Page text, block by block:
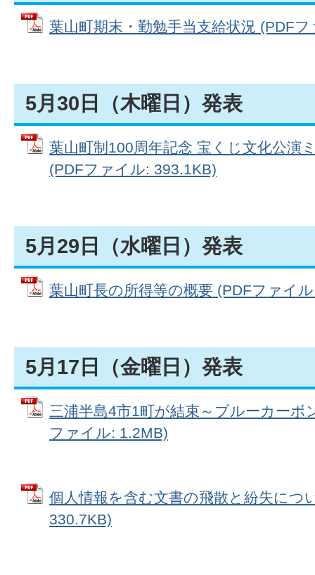
葉山町期末・勤勉手当支給状況 (PDF
5月30日（木曜日）発表
葉山町制100周年記念 宝くじ文化公演
(PDFファイル: 393.1KB)
5月29日（水曜日）発表
葉山町長の所得等の概要 (PDFファイ
5月17日（金曜日）発表
三浦半島4市1町が結束～ブルーカーボ
ファイル: 1.2MB)
個人情報を含む文書の飛散と紛失につ
330.7KB)